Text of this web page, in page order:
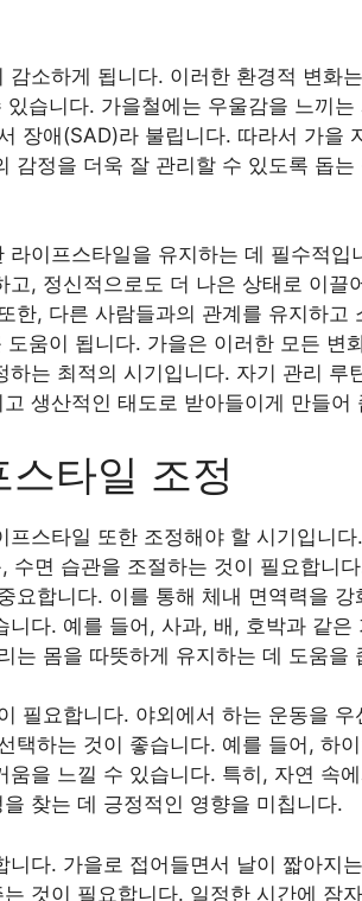
소하게 됩니다. 이러한 환경적 변화
습니다. 가을철에는 우울감을 느끼는
장애(SAD)라 불립니다. 따라서 가을
감정을 더욱 잘 관리할 수 있도록 돕는
이프스타일을 유지하는 데 필수적입
, 정신적으로도 더 나은 상태로 이끌
한, 다른 사람들과의 관계를 유지하고
움이 됩니다. 가을은 이러한 모든 변
는 최적의 시기입니다. 자기 관리 루
생산적인 태도로 받아들이게 만들어
타일 조정
스타일 또한 조정해야 할 시기입니
수면 습관을 조절하는 것이 필요합니
요합니다. 이를 통해 체내 면역력을
다. 예를 들어, 사과, 배, 호박과 같은
는 몸을 따뜻하게 유지하는 데 도움을
필요합니다. 야외에서 하는 운동을
택하는 것이 좋습니다. 예를 들어, 하
을 느낄 수 있습니다. 특히, 자연 속
찾는 데 긍정적인 영향을 미칩니다.
다. 가을로 접어들면서 날이 짧아지
것이 필요합니다. 일정한 시간에 잠